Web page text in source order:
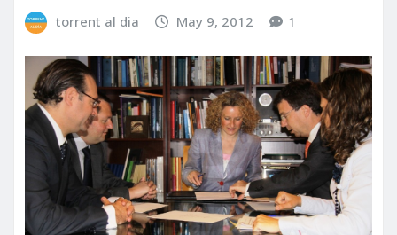
torrent al dia May 9, 2012 1